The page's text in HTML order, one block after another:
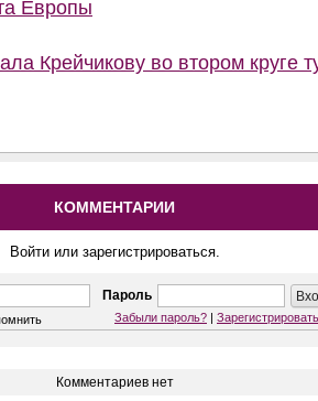
Европы
Крейчикову во втором круге
КОММЕНТАРИИ
Войти или зарегистрироваться.
Пароль
Забыли пароль? |
Комментариев нет